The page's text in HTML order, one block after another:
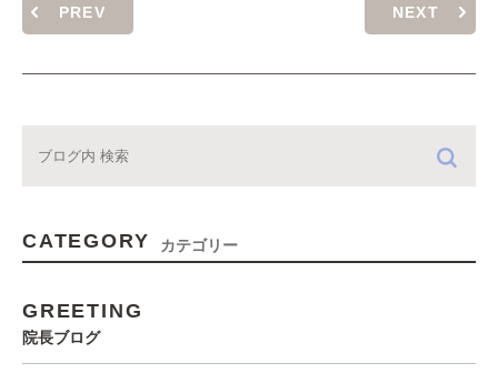
PREV NEXT
CATEGORY カテゴリー
GREETING
院長ブログ